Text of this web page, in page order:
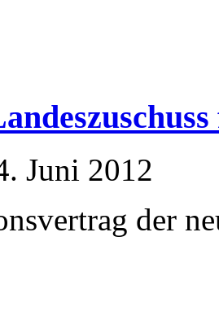
Juni 2012
der